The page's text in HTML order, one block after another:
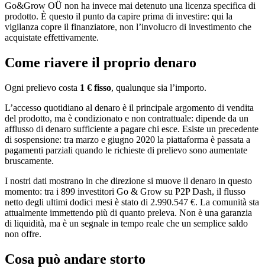
Go&Grow OÜ non ha invece mai detenuto una licenza specifica di
prodotto. È questo il punto da capire prima di investire: qui la
vigilanza copre il finanziatore, non l’involucro di investimento che
acquistate effettivamente.
Come riavere il proprio denaro
Ogni prelievo costa 1 € fisso, qualunque sia l’importo.
L’accesso quotidiano al denaro è il principale argomento di vendita
del prodotto, ma è condizionato e non contrattuale: dipende da un
afflusso di denaro sufficiente a pagare chi esce. Esiste un precedente
di sospensione: tra marzo e giugno 2020 la piattaforma è passata a
pagamenti parziali quando le richieste di prelievo sono aumentate
bruscamente.
I nostri dati mostrano in che direzione si muove il denaro in questo
momento: tra i 899 investitori Go & Grow su P2P Dash, il flusso
netto degli ultimi dodici mesi è stato di 2.990.547 €. La comunità sta
attualmente immettendo più di quanto preleva. Non è una garanzia
di liquidità, ma è un segnale in tempo reale che un semplice saldo
non offre.
Cosa può andare storto